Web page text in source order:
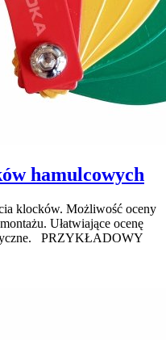
hamulcowych
klocków. Możliwość oceny
Ułatwiające ocenę
PRZYKŁADOWY